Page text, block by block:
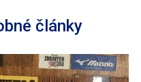
články